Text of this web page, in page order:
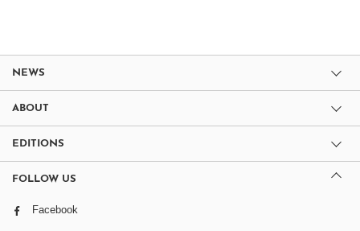
NEWS
ABOUT
EDITIONS
FOLLOW US
Facebook